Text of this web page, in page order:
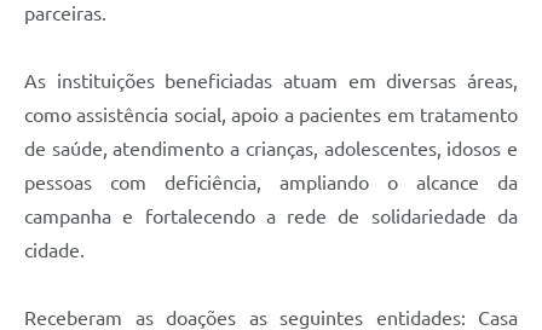
parceiras.
As instituições beneficiadas atuam em diversas áreas,
como assistência social, apoio a pacientes em tratamento
de saúde, atendimento a crianças, adolescentes, idosos e
pessoas com deficiência, ampliando o alcance da
campanha e fortalecendo a rede de solidariedade da
cidade.
Receberam as doações as seguintes entidades: Casa